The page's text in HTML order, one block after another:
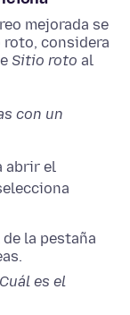
mejorada se
considera
Sitio roto al
con un
abrir el
de la pestaña
es el